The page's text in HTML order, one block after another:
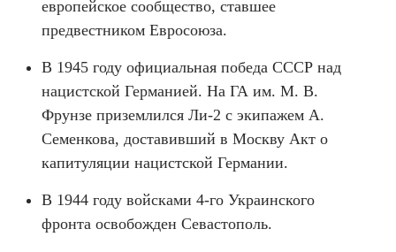
европейское сообщество, ставшее
предвестником Евросоюза.
В 1945 году официальная победа СССР над
нацистской Германией. На ГА им. М. В.
Фрунзе приземлился Ли-2 с экипажем А.
Семенкова, доставивший в Москву Акт о
капитуляции нацистской Германии.
В 1944 году войсками 4-го Украинского
фронта освобожден Севастополь.